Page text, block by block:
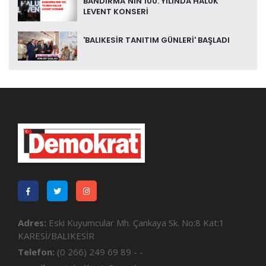
LEVENT KONSERİ
'BALIKESİR TANITIM GÜNLERİ' BAŞLADI
Adres: Eski Kuyumcular Mh. Çankaya Sk. No:8 Kat:1
KARESİ/BALIKESİR
Telefon: (0 266) 249 69 89 - -